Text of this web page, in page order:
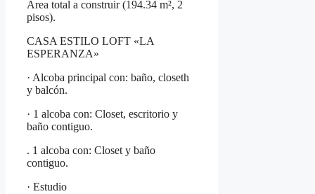
Área total a construir (194.34 m², 2
pisos).
CASA ESTILO LOFT «LA
ESPERANZA»
· Alcoba principal con: baño, closeth
y balcón.
· 1 alcoba con: Closet, escritorio y
baño contiguo.
. 1 alcoba con: Closet y baño
contiguo.
· Estudio